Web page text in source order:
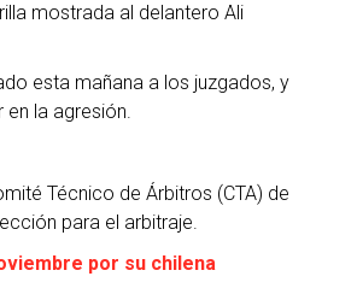
mostrada al delantero Ali
esta mañana a los juzgados, y
la agresión.
Técnico de Árbitros (CTA) de
para el arbitraje.
por su chilena